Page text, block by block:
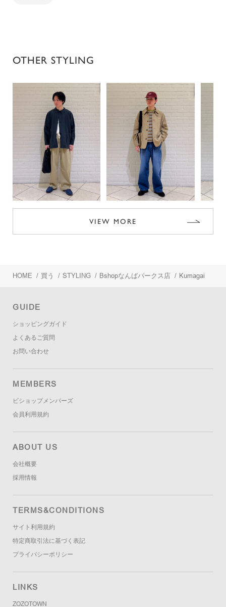
OTHER STYLING
VIEW MORE
HOME / 買う / STYLING / Bshopなんばパークス店 / Kumagai
GUIDE
ショッピングガイド
よくあるご質問
お問い合わせ
MEMBERS
ビショップメンバーズ
会員利用規約
ABOUT US
会社概要
採用情報
TERMS&CONDITIONS
サイト利用規約
特定商取引法に基づく表記
プライバシーポリシー
LINKS
ZOZOTOWN